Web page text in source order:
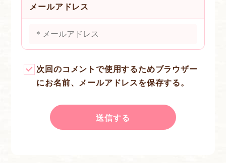
メールアドレス
次回のコメントで使用するためブラウザー
にお名前、メールアドレスを保存する。